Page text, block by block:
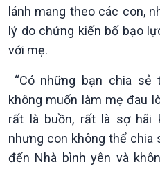
lánh mang theo các con,
lý do chứng kiến bố bạo
với mẹ.
“Có những bạn chia
không muốn làm mẹ đau
rất là buồn, rất là sợ hãi
nhưng con không thể chia
đến Nhà bình yên và